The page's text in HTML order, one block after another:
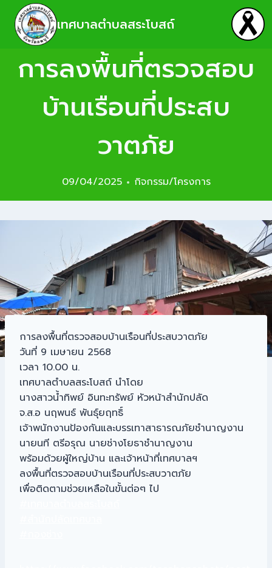
เทศบาลตำบลสระโบสถ์
การลงพื้นที่ตรวจสอบ
บ้านเรือนที่ประสบ
วาตภัย
09/04/2025 กิจกรรม/โครงการ
การลงพื้นที่ตรวจสอบบ้านเรือนที่ประสบวาตภัย
วันที่ 9 เมษายน 2568
เวลา 10.00 น.
เทศบาลตำบลสระโบสถ์ นำโดย
นางสาวน้ำทิพย์ อินทะทรัพย์ หัวหน้าสำนักปลัด
จ.ส.อ นฤพนธ์ พันธุ์ยฤทธิ์
เจ้าพนักงานป้องกันและบรรเทาสาธารณภัยชำนาญงาน
นายนที ตรีอรุณ นายช่างโยธาชำนาญงาน
พร้อมด้วยผู้ใหญ่บ้าน และเจ้าหน้าที่เทศบาลฯ
ลงพื้นที่ตรวจสอบบ้านเรือนที่ประสบวาตภัย
เพื่อติดตามช่วยเหลือในขั้นต่อๆ ไป